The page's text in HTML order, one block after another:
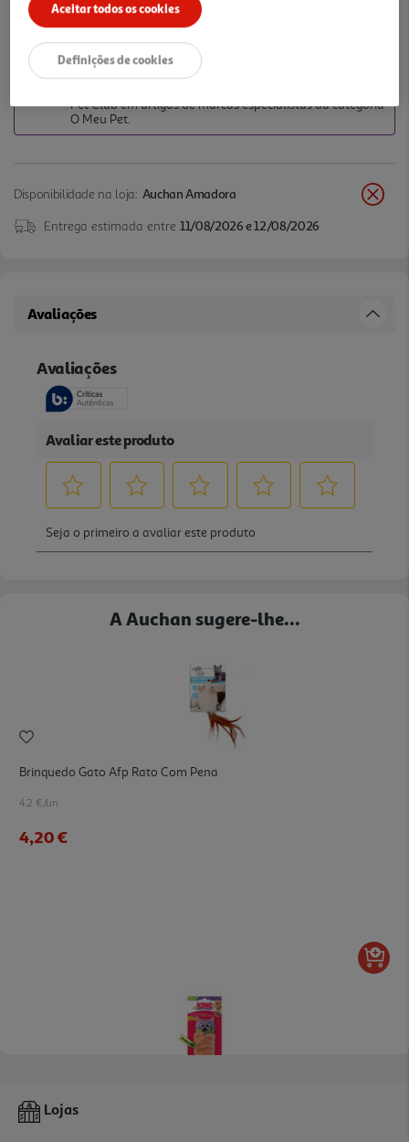
3,99 €
+10% DESC. IMEDIATO PET CLUB
Pet Club em artigos de marcas especialistas da categoria
O Meu Pet.
Disponibilidade na loja: Auchan Amadora
Entrega estimada entre 11/08/2026 e 12/08/2026
Avaliações
A Auchan sugere-lhe...
Brinquedo Gato Afp Rato Com Pena
4.2 €/un
4,20 €
Brinquedo Para Gato Kong Pull-A-Partz Purrito
Lojas
Aceitar todos os cookies
Definições de cookies